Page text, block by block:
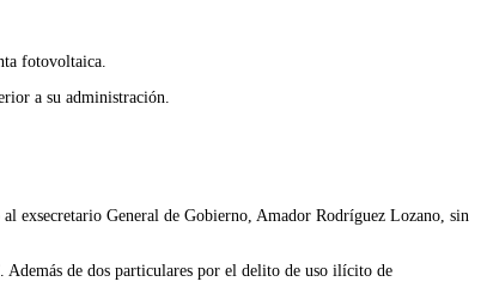
fotovoltaica.
a su administración.
exsecretario General de Gobierno, Amador Rodríguez Lozano, sin
de dos particulares por el delito de uso ilícito de